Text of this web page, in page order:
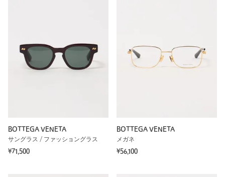
BOTTEGA VENETA
サングラス / ファッショングラス
¥71,500
BOTTEGA VENETA
メガネ
¥56,100